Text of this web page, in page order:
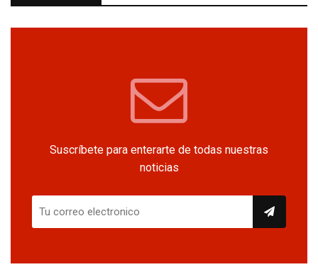
Suscríbete para enterarte de todas nuestras
noticias